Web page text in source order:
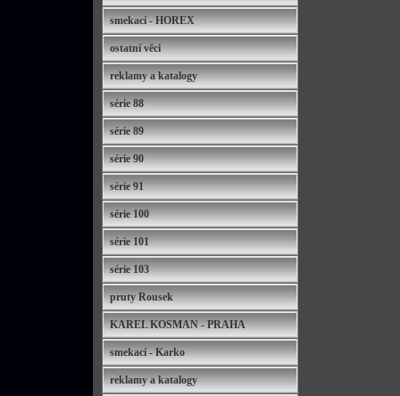
smekací - HOREX
ostatní věci
reklamy a katalogy
série 88
série 89
série 90
série 91
série 100
série 101
série 103
pruty Rousek
KAREL KOSMAN - PRAHA
smekací - Karko
reklamy a katalogy